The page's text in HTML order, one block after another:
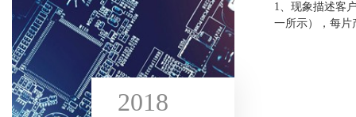
2018
1、现象描述客
一所示），每片